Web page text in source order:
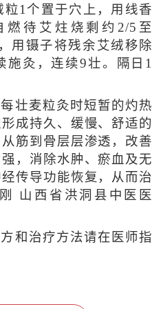
1个置于穴上，用线香
燃待艾炷烧剩约2/5至
用镊子将残余艾绒移除
施灸，连续9壮。隔日1
壮麦粒灸时短暂的灼热
成持久、缓慢、舒适的
筋到骨层层渗透，改善
，消除水肿、瘀血及无
传导功能恢复，从而治
山西省洪洞县中医医
和治疗方法请在医师指